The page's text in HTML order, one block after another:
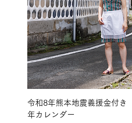
令和8年熊本地震義援金付
年カレンダー